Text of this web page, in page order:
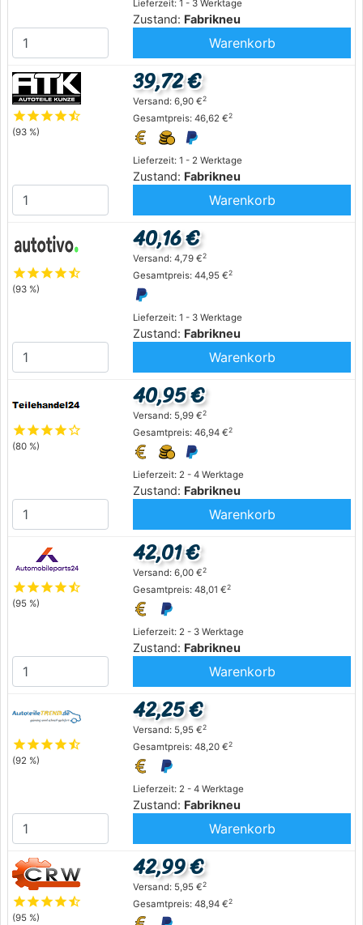
Lieferzeit: 1 - 3 Werktage
Zustand: Fabrikneu
Warenkorb
starstarstarstarstar_half
(93 %)
Lieferzeit: 1 - 2 Werktage
Zustand: Fabrikneu
39,72 €
Versand: 6,90 €2
Gesamtpreis: 46,62 €2
Warenkorb
starstarstarstarstar_half
(93 %)
Lieferzeit: 1 - 3 Werktage
Zustand: Fabrikneu
40,16 €
Versand: 4,79 €2
Gesamtpreis: 44,95 €2
Warenkorb
starstarstarstarstar_outline
(80 %)
Lieferzeit: 2 - 4 Werktage
Zustand: Fabrikneu
40,95 €
Versand: 5,99 €2
Gesamtpreis: 46,94 €2
Warenkorb
starstarstarstarstar_half
(95 %)
Lieferzeit: 2 - 3 Werktage
Zustand: Fabrikneu
42,01 €
Versand: 6,00 €2
Gesamtpreis: 48,01 €2
Warenkorb
starstarstarstarstar_half
(92 %)
Lieferzeit: 2 - 4 Werktage
Zustand: Fabrikneu
42,25 €
Versand: 5,95 €2
Gesamtpreis: 48,20 €2
Warenkorb
starstarstarstarstar_half
(95 %)
42,99 €
Versand: 5,95 €2
Gesamtpreis: 48,94 €2